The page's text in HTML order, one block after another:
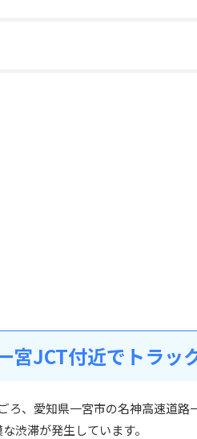
宮JCT付近でトラッ
ろ、愛知県一宮市の名神高速道
渋滞が発生しています。